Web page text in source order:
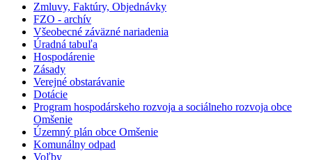
Zmluvy, Faktúry, Objednávky
FZO - archív
Všeobecné záväzné nariadenia
Úradná tabuľa
Hospodárenie
Zásady
Verejné obstarávanie
Dotácie
Program hospodárskeho rozvoja a sociálneho rozvoja obce
Omšenie
Územný plán obce Omšenie
Komunálny odpad
Voľby